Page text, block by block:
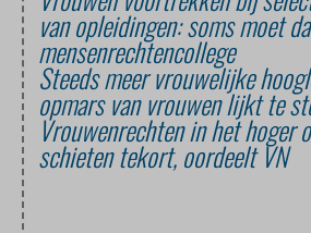
van opleidingen: soms moet
mensenrechtencollege
Steeds meer vrouwelijke
opmars van vrouwen lijkt te
Vrouwenrechten in het hoger
schieten tekort, oordeelt VN